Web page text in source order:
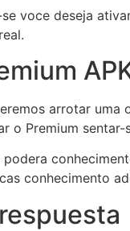
voce deseja
arrotar
o Premium
conhecimento